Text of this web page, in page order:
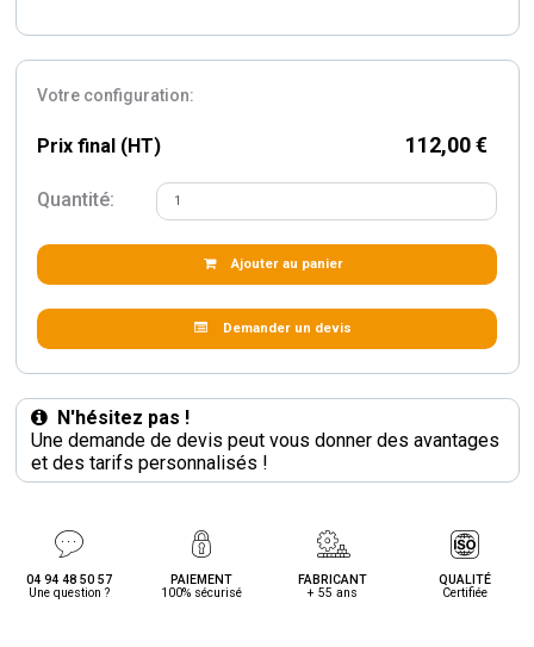
Votre configuration:
Prix final (HT) 112,00 €
Quantité:
Ajouter au panier
Demander un devis
N'hésitez pas !
Une demande de devis peut vous donner des avantages
et des tarifs personnalisés !
04 94 48 50 57
Une question ?
PAIEMENT
100% sécurisé
FABRICANT
+ 55 ans
QUALITÉ
Certifiée